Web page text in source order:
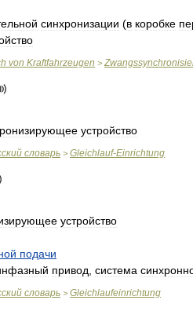
синхронизации (в коробке
von Kraftfahrzeugen >
устройство
словарь > Gleichlauf-Einrichtung
устройство
подачи
привод система
словарь > Gleichlaufeinrichtung